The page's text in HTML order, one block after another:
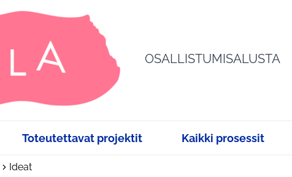
OSALLISTUMISALUSTA
Toteutettavat projektit Kaikki prosessit
Ideat